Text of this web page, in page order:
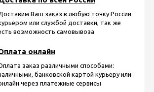
Ваш заказ в любую точку России
или службой доставки, так же
возможность самовывоза
онлайн
заказ различными способами:
банковской картой курьеру или
через платежные сервисы